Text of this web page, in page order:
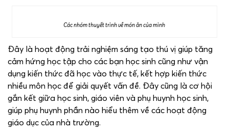
Các nhóm thuyết trình về món ăn của mình
Đây là hoạt động trải nghiệm sáng tạo thú vị giúp tăng
cảm hứng học tập cho các bạn học sinh cũng như vận
dụng kiến thức đã học vào thực tế, kết hợp kiến thức
nhiều môn học để giải quyết vấn đề. Đây cũng là cơ hội
gắn kết giữa học sinh, giáo viên và phụ huynh học sinh,
giúp phụ huynh phần nào hiểu thêm về các hoạt động
giáo dục của nhà trường.